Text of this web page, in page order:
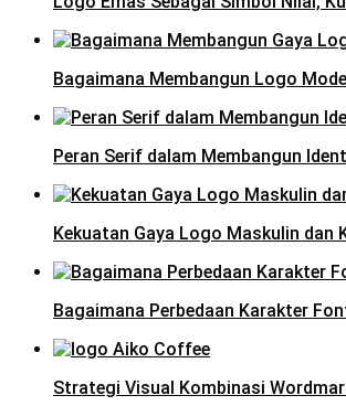
Bagaimana Membangun Logo
Peran Serif dalam Membangun
Kekuatan Gaya Logo Maskulin dan
Bagaimana Perbedaan Karakter
Strategi Visual Kombinasi